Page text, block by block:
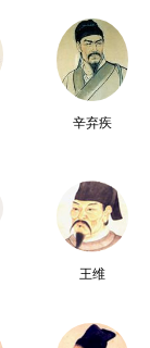
辛弃疾
王维